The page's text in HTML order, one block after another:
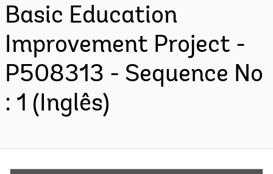
Basic Education
Improvement Project -
P508313 - Sequence No
: 1 (Inglês)